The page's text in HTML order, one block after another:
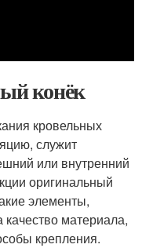
конёк
кровельных
служит
или внутренний
оригинальный
элементы,
материала,
крепления.